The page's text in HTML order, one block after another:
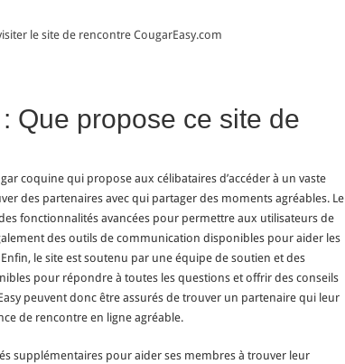
le site de rencontre CougarEasy.com
Que propose ce site de
coquine qui propose aux célibataires d’accéder à un vaste
des partenaires avec qui partager des moments agréables. Le
fonctionnalités avancées pour permettre aux utilisateurs de
des outils de communication disponibles pour aider les
le site est soutenu par une équipe de soutien et des
pour répondre à toutes les questions et offrir des conseils
peuvent donc être assurés de trouver un partenaire qui leur
de rencontre en ligne agréable.
supplémentaires pour aider ses membres à trouver leur